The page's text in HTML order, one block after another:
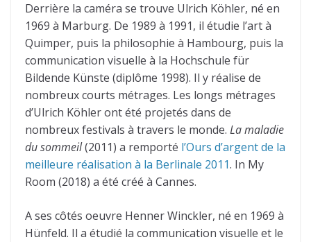
Derrière la caméra se trouve Ulrich Köhler, né en
1969 à Marburg. De 1989 à 1991, il étudie l’art à
Quimper, puis la philosophie à Hambourg, puis la
communication visuelle à la Hochschule für
Bildende Künste (diplôme 1998). Il y réalise de
nombreux courts métrages. Les longs métrages
d’Ulrich Köhler ont été projetés dans de
nombreux festivals à travers le monde. La maladie
du sommeil(2011) a remporté l’Ours d’argent de la
meilleure réalisation à la Berlinale 2011. In My
Room (2018) a été créé à Cannes.
A ses côtés oeuvre Henner Winckler, né en 1969 à
Hünfeld. Il a étudié la communication visuelle et le